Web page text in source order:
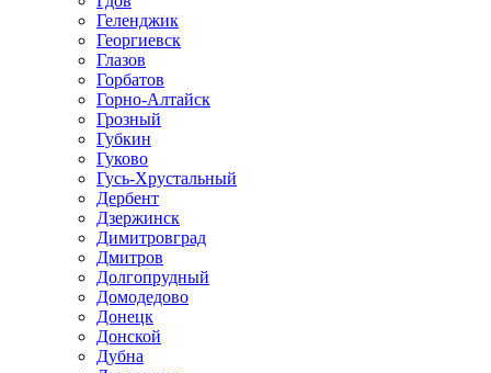
Геленджик
Георгиевск
Глазов
Горбатов
Горно-Алтайск
Грозный
Губкин
Гуково
Гусь-Хрустальный
Дербент
Дзержинск
Димитровград
Дмитров
Долгопрудный
Домодедово
Донецк
Донской
Дубна